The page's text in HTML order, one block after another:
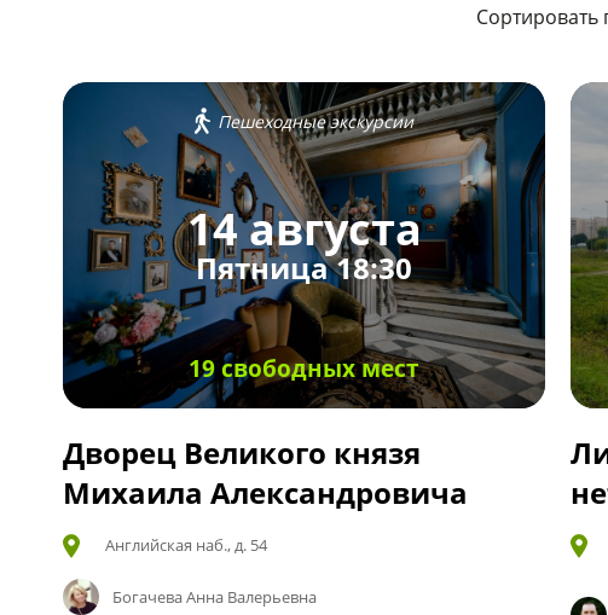
Сортировать
Пешеходные экскурсии
14 августа
Пятница 18:30
19 свободных мест
Дворец Великого князя
Михаила Александровича
Английская наб., д. 54
Богачева Анна Валерьевна